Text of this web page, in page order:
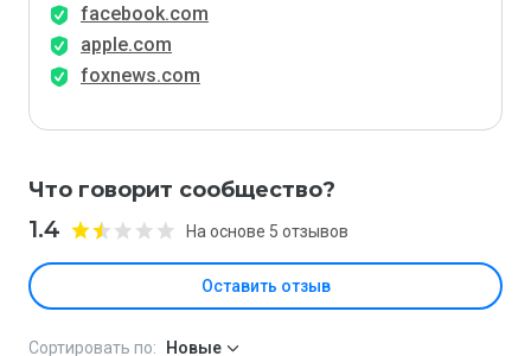
facebook.com
apple.com
foxnews.com
Что говорит сообщество?
1.4 На основе 5 отзывов
Оставить отзыв
Сортировать по: Новые